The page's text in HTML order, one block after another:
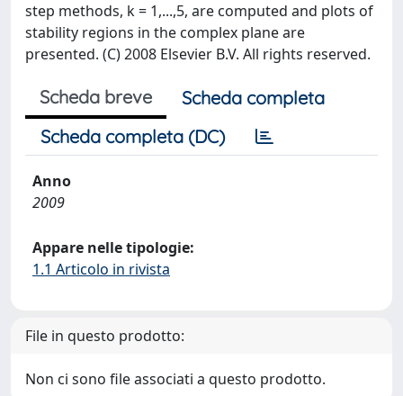
step methods, k = 1,...,5, are computed and plots of
stability regions in the complex plane are
presented. (C) 2008 Elsevier B.V. All rights reserved.
Scheda breve
Scheda completa
Scheda completa (DC)
Anno
2009
Appare nelle tipologie:
1.1 Articolo in rivista
File in questo prodotto:
Non ci sono file associati a questo prodotto.